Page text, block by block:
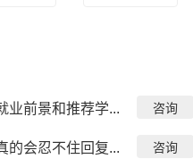
业前景和推荐学... 咨询
的会忍不住回复... 咨询